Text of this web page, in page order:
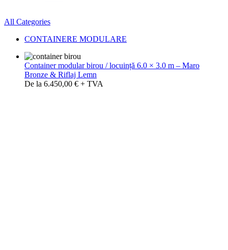
All Categories
CONTAINERE MODULARE
Container modular birou / locuință 6.0 × 3.0 m – Maro
Bronze & Riflaj Lemn
De la 6.450,00 € + TVA